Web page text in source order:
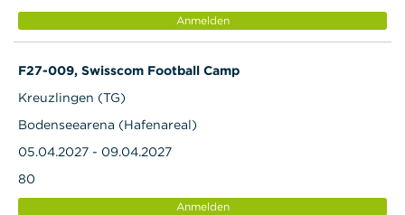
Anmelden
F27-009, Swisscom Football Camp
Kreuzlingen (TG)
Bodenseearena (Hafenareal)
05.04.2027 - 09.04.2027
80
Anmelden